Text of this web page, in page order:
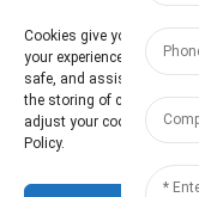
Cookies give you a
your experience using our
safe, and assist in our
the storing of cookies on
adjust your cookie
Policy.